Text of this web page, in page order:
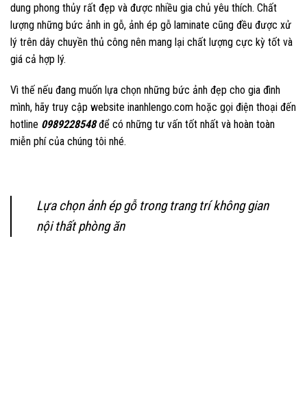
dung phong thủy rất đẹp và được nhiều gia chủ yêu thích. Chất
lượng những bức ảnh in gỗ, ảnh ép gỗ laminate cũng đều được xử
lý trên dây chuyền thủ công nên mang lại chất lượng cực kỳ tốt và
giá cả hợp lý.
Vì thế nếu đang muốn lựa chọn những bức ảnh đẹp cho gia đình
mình, hãy truy cập website inanhlengo.com hoặc gọi điện thoại đến
hotline 0989228548để có những tư vấn tốt nhất và hoàn toàn
miễn phí của chúng tôi nhé.
Lựa chọn ảnh ép gỗ trong trang trí không gian
nội thất phòng ăn